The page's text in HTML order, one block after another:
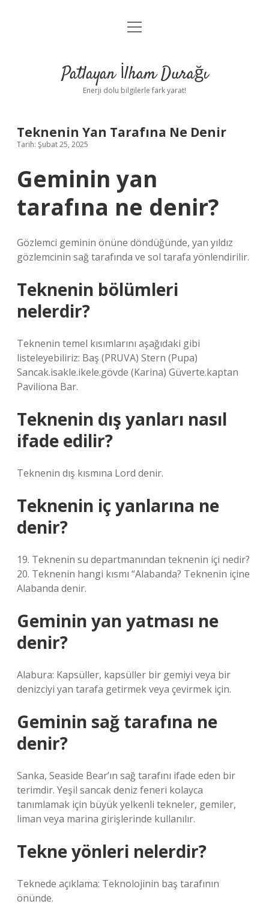
Anasayfa
Yasal Uyarı
menüyü
Patlayan İlham Durağı
Enerji dolu bilgilerle fark yarat!
Teknenin Yan Tarafına Ne Denir
Tarih: Şubat 25, 2025
Geminin yan
tarafına ne denir?
Gözlemci geminin önüne döndüğünde, yan yıldız
gözlemcinin sağ tarafında ve sol tarafa yönlendirilir.
Teknenin bölümleri
nelerdir?
Teknenin temel kısımlarını aşağıdaki gibi
listeleyebiliriz: Baş (PRUVA) Stern (Pupa)
Sancak.isakle.ikele.gövde (Karina) Güverte.kaptan
Paviliona Bar.
Teknenin dış yanları nasıl
ifade edilir?
Teknenin dış kısmına Lord denir.
Teknenin iç yanlarına ne
denir?
19. Teknenin su departmanından teknenin içi nedir?
20. Teknenin hangi kısmı “Alabanda? Teknenin içine
Alabanda denir.
Geminin yan yatması ne
denir?
Alabura: Kapsüller, kapsüller bir gemiyi veya bir
denizciyi yan tarafa getirmek veya çevirmek için.
Geminin sağ tarafına ne
denir?
Sanka, Seaside Bear’ın sağ tarafını ifade eden bir
terimdir. Yeşil sancak deniz feneri kolayca
tanımlamak için büyük yelkenli tekneler, gemiler,
liman veya marina girişlerinde kullanılır.
Tekne yönleri nelerdir?
Teknede açıklama: Teknolojinin baş tarafının
önünde.